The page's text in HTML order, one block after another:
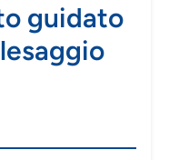
guidato